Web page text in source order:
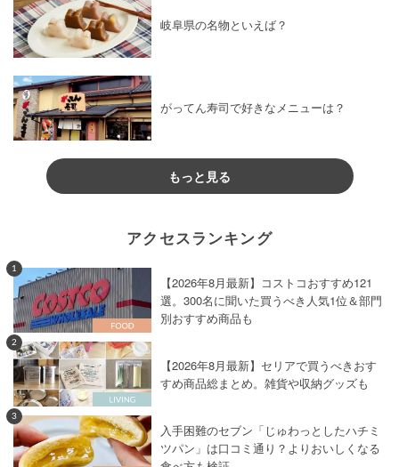
岐阜県の名物といえば？
がってん寿司で好きなメニューは？
もっと見る
アクセスランキング
1
【2026年8月最新】コストコおすすめ121
選。300名に聞いた買うべき人気1位＆部門
別おすすめ商品も
2
【2026年8月最新】セリアで買うべきおす
すめ商品総まとめ。雑貨や収納グッズも
3
入手困難のセブン「じゅわっとしたハチミ
ツパン」は口コミ通り？よりおいしくなる